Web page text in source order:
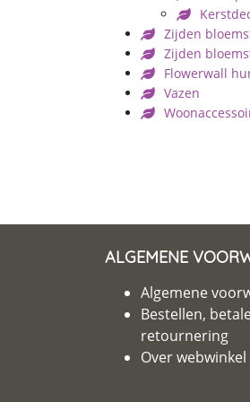
Zijden
Zijden
Flowerwall
Vazen
ALGEMENE
Algemene
Bestellen,
retournering
Over webwinkel